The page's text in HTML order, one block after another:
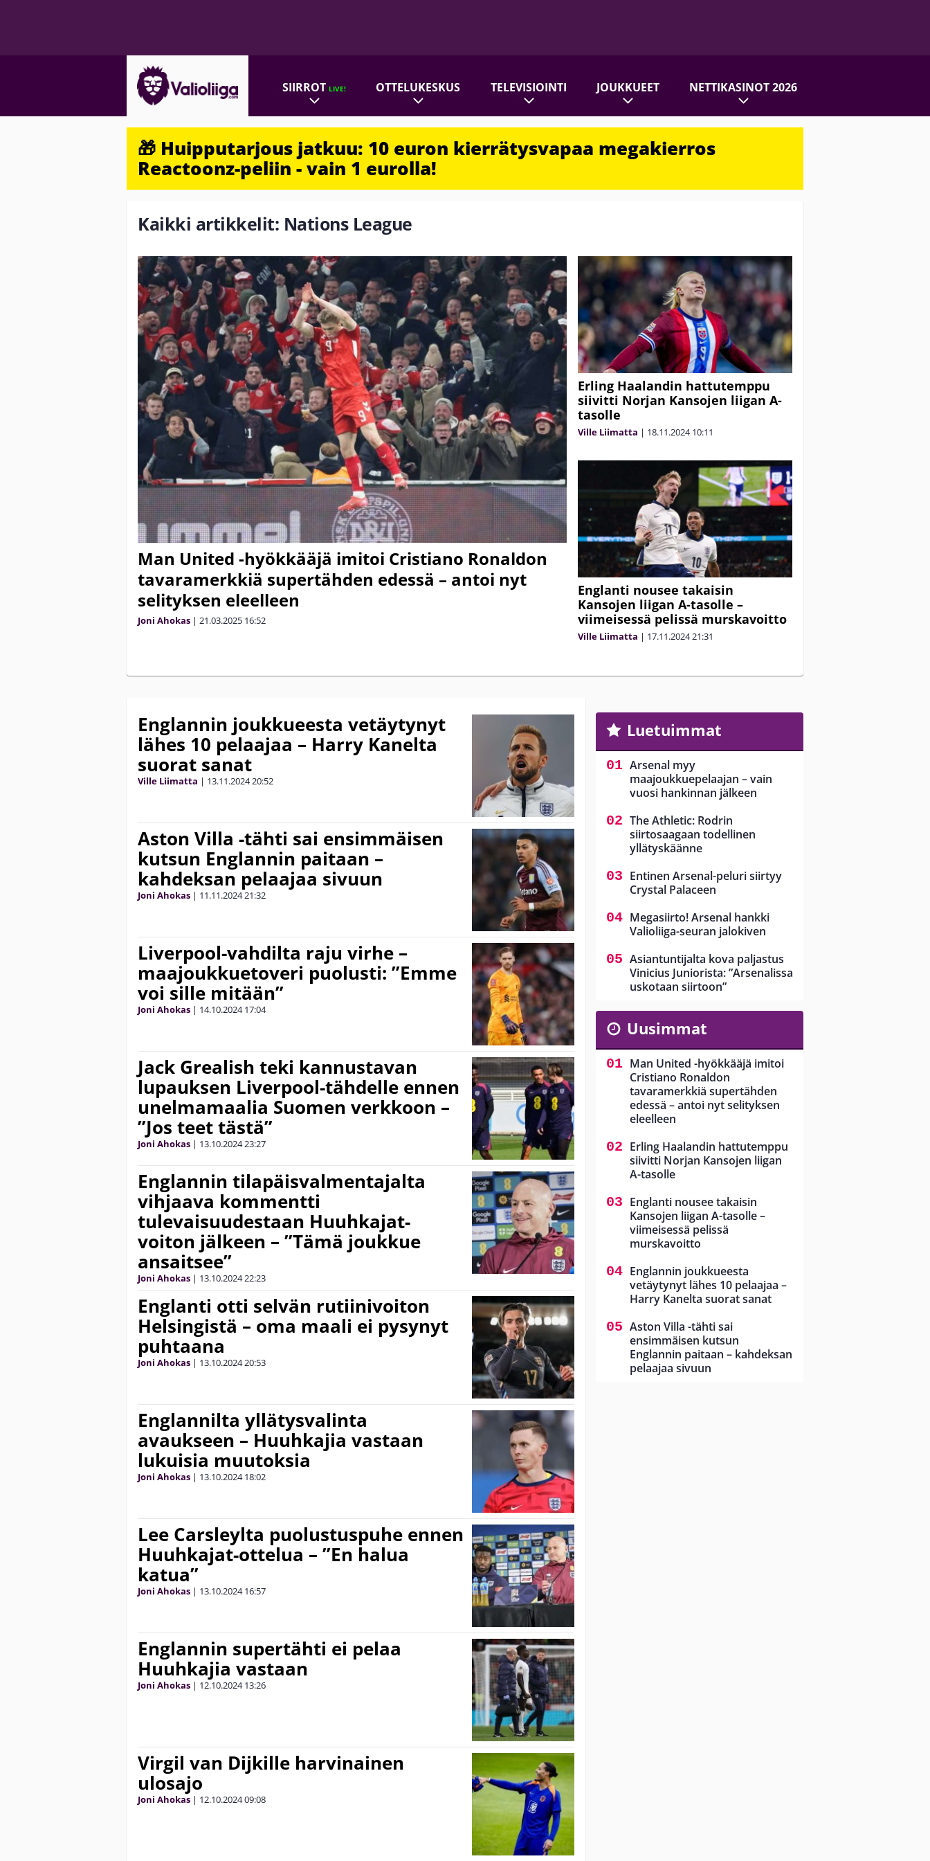
SIIRROTLIVE! OTTELUKESKUS TELEVISIOINTI JOUKKUEET NETTIKASINOT 2026
🎁 Huipputarjous jatkuu: 10 euron kierrätysvapaa megakierros
Reactoonz-peliin - vain 1 eurolla!
Kaikki artikkelit: Nations League
Man United -hyökkääjä imitoi Cristiano Ronaldon
tavaramerkkiä supertähden edessä – antoi nyt
selityksen eleelleen
Joni Ahokas | 21.03.2025 16:52
Erling Haalandin hattutemppu
siivitti Norjan Kansojen liigan A-
tasolle
Ville Liimatta | 18.11.2024 10:11
Englanti nousee takaisin
Kansojen liigan A-tasolle –
viimeisessä pelissä murskavoitto
Ville Liimatta | 17.11.202421:31
Englannin joukkueesta vetäytynyt
lähes 10 pelaajaa – Harry Kanelta
suorat sanat
Ville Liimatta | 13.11.202420:52
Aston Villa -tähti sai ensimmäisen
kutsun Englannin paitaan –
kahdeksan pelaajaa sivuun
Joni Ahokas | 11.11.202421:32
Liverpool-vahdilta raju virhe –
maajoukkuetoveri puolusti: ”Emme
voi sille mitään”
Joni Ahokas | 14.10.2024 17:04
Jack Grealish teki kannustavan
lupauksen Liverpool-tähdelle ennen
unelmamaalia Suomen verkkoon –
”Jos teet tästä”
Joni Ahokas | 13.10.202423:27
Englannin tilapäisvalmentajalta
vihjaava kommentti
tulevaisuudestaan Huuhkajat-
voiton jälkeen – ”Tämä joukkue
ansaitsee”
Joni Ahokas | 13.10.202422:23
Englanti otti selvän rutiinivoiton
Helsingistä – oma maali ei pysynyt
puhtaana
Joni Ahokas | 13.10.202420:53
Englannilta yllätysvalinta
avaukseen – Huuhkajia vastaan
lukuisia muutoksia
Joni Ahokas | 13.10.2024 18:02
Lee Carsleylta puolustuspuhe ennen
Huuhkajat-ottelua – ”En halua
katua”
Joni Ahokas | 13.10.2024 16:57
Englannin supertähti ei pelaa
Huuhkajia vastaan
Joni Ahokas | 12.10.2024 13:26
Virgil van Dijkille harvinainen
ulosajo
Joni Ahokas | 12.10.202409:08
Luetuimmat
Arsenal myy
maajoukkuepelaajan – vain
vuosi hankinnan jälkeen
The Athletic: Rodrin
siirtosaagaan todellinen
yllätyskäänne
Entinen Arsenal-peluri siirtyy
Crystal Palaceen
Megasiirto! Arsenal hankki
Valioliiga-seuran jalokiven
Asiantuntijalta kova paljastus
Vinicius Juniorista: ”Arsenalissa
uskotaan siirtoon”
Uusimmat
Man United -hyökkääjä imitoi
Cristiano Ronaldon
tavaramerkkiä supertähden
edessä – antoi nyt selityksen
eleelleen
Erling Haalandin hattutemppu
siivitti Norjan Kansojen liigan
A-tasolle
Englanti nousee takaisin
Kansojen liigan A-tasolle –
viimeisessä pelissä
murskavoitto
Englannin joukkueesta
vetäytynyt lähes 10 pelaajaa –
Harry Kanelta suorat sanat
Aston Villa -tähti sai
ensimmäisen kutsun
Englannin paitaan – kahdeksan
pelaajaa sivuun